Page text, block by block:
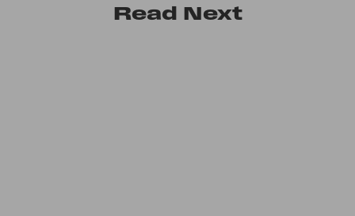
Read Next